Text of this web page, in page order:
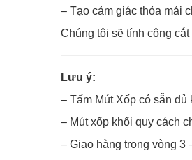
– Tạo cảm giác thỏa mái
Chúng tôi sẽ tính công cắt
Lưu ý:
– Tấm Mút Xốp có sẵn
– Mút xốp khối quy cách
– Giao hàng trong vòng 3